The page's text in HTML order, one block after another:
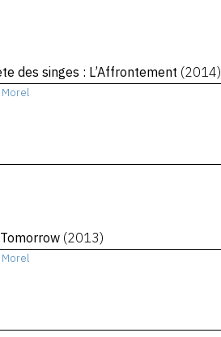
des singes : L’Affrontement (2014)
(2013)